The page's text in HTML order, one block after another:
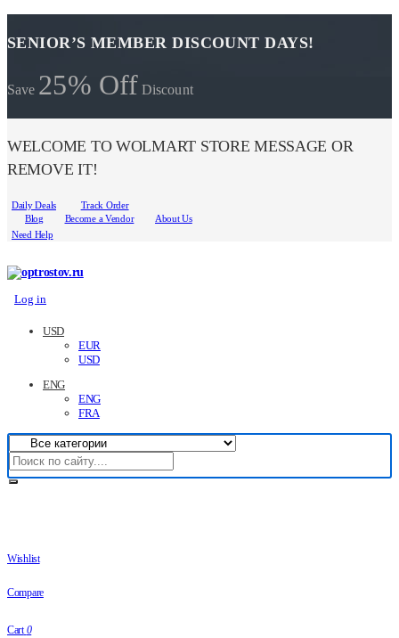
SENIOR’S MEMBER DISCOUNT DAYS!
Save 25% Off Discount
WELCOME TO WOLMART STORE MESSAGE OR
REMOVE IT!
Daily Deals
Track Order
Blog
Become a Vendor
About Us
Need Help
Log in
USD
EUR
USD
ENG
ENG
FRA
Wishlist
Compare
Cart 0